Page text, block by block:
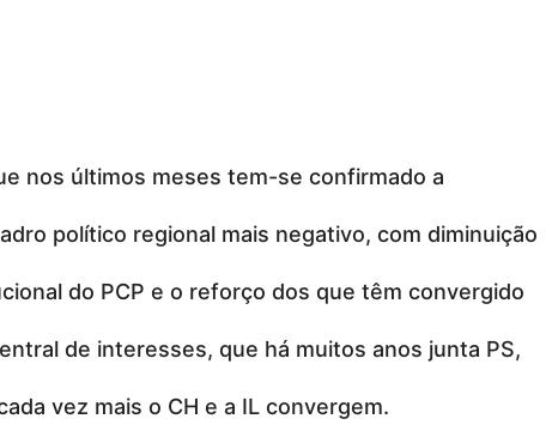
nos últimos meses tem-se confirmado a
político regional mais negativo, com diminuição
do PCP e o reforço dos que têm convergido
de interesses, que há muitos anos junta PS,
vez mais o CH e a IL convergem.